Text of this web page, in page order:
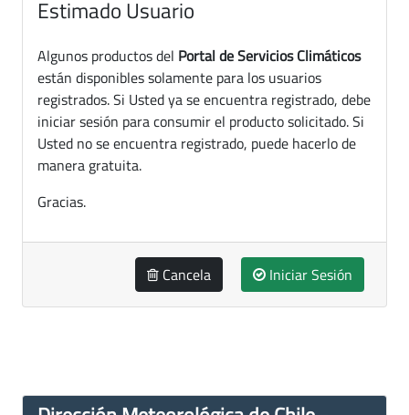
Estimado Usuario
Algunos productos del Portal de Servicios Climáticos
están disponibles solamente para los usuarios
registrados. Si Usted ya se encuentra registrado, debe
iniciar sesión para consumir el producto solicitado. Si
Usted no se encuentra registrado, puede hacerlo de
manera gratuita.
Gracias.
Cancela Iniciar Sesión